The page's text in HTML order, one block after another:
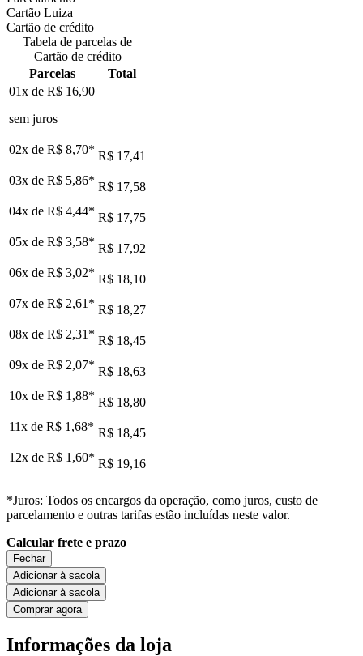
Cartão Luiza
Cartão de crédito
Tabela de parcelas de
Cartão de crédito
Parcelas
Total
01x de R$ 16,90
sem juros
02x de R$ 8,70* R$ 17,41
03x de R$ 5,86* R$ 17,58
04x de R$ 4,44* R$ 17,75
05x de R$ 3,58* R$ 17,92
06x de R$ 3,02* R$ 18,10
07x de R$ 2,61 * R$ 18,27
08x de R$ 2,31 * R$ 18,45
09x de R$ 2,07* R$ 18,63
10x de R$ 1,88* R$ 18,80
11x de R$ 1,68* R$ 18,45
12x de R$ 1,60* R$ 19,16
*Juros: Todos os encargos da operação, como juros, custo de
parcelamento e outras tarifas estão incluídas neste valor.
Calcular frete e prazo
Fechar
Adicionar à sacola
Adicionar à sacola
Comprar agora
Informações da loja